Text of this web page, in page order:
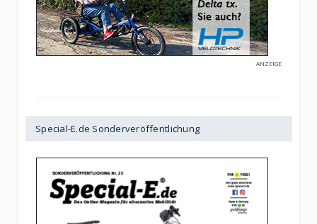
ANZEIGE
Special-E.de Sonderveröffentlichung